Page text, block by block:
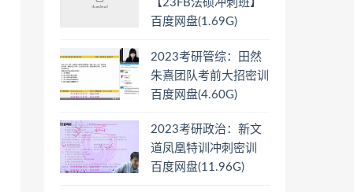
【23FB法硕冲刺班】
百度网盘(1.69G)
2023考研管综：田然
朱熹团队考前大招密训
百度网盘(4.60G)
2023考研政治：新文
道凤凰特训冲刺密训
百度网盘(11.96G)